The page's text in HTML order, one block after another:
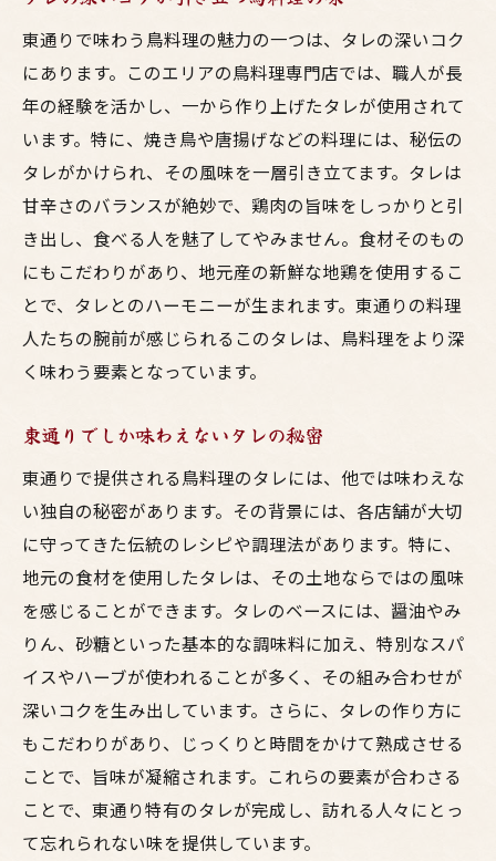
東通りで味わう鳥料理の魅力の一つは、タレの深いコク
にあります。このエリアの鳥料理専門店では、職人が長
年の経験を活かし、一から作り上げたタレが使用されて
います。特に、焼き鳥や唐揚げなどの料理には、秘伝の
タレがかけられ、その風味を一層引き立てます。タレは
甘辛さのバランスが絶妙で、鶏肉の旨味をしっかりと引
き出し、食べる人を魅了してやみません。食材そのもの
にもこだわりがあり、地元産の新鮮な地鶏を使用するこ
とで、タレとのハーモニーが生まれます。東通りの料理
人たちの腕前が感じられるこのタレは、鳥料理をより深
く味わう要素となっています。
東通りでしか味わえないタレの秘密
東通りで提供される鳥料理のタレには、他では味わえな
い独自の秘密があります。その背景には、各店舗が大切
に守ってきた伝統のレシピや調理法があります。特に、
地元の食材を使用したタレは、その土地ならではの風味
を感じることができます。タレのベースには、醤油やみ
りん、砂糖といった基本的な調味料に加え、特別なスパ
イスやハーブが使われることが多く、その組み合わせが
深いコクを生み出しています。さらに、タレの作り方に
もこだわりがあり、じっくりと時間をかけて熟成させる
ことで、旨味が凝縮されます。これらの要素が合わさる
ことで、東通り特有のタレが完成し、訪れる人々にとっ
て忘れられない味を提供しています。